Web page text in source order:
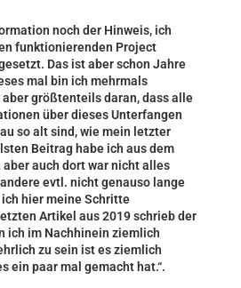
noch der Hinweis, ich
funktionierenden Project
Das ist aber schon Jahre
mal bin ich mehrmals
größtenteils daran, dass alle
über dieses Unterfangen
so alt sind, wie mein letzter
Beitrag habe ich aus dem
auch dort war nicht alles
evtl. nicht genauso lange
hier meine Schritte
Artikel aus 2019 schrieb der
ich im Nachhinein ziemlich
zu sein ist es ziemlich
ein paar mal gemacht hat.“.